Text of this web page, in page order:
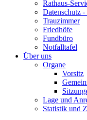
Rathaus-
Datenschutz
Trauzimmer
Friedhöfe
Fundbüro
Notfalltafel
Über uns
Organe
Vorsitz
Lage und
Statistik und